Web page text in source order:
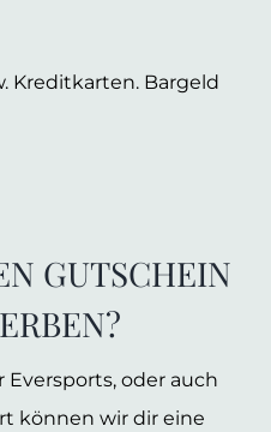
Kreditkarten. Bargeld
GUTSCHEIN
oder auch
können wir dir eine